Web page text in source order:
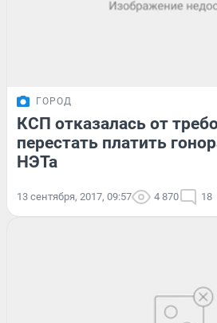
ГОРОД
КСП отказалась от
перестать платить
НЭТа
13 сентября, 2017, 09:57 4 870 18